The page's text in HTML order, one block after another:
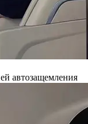
автозащемления